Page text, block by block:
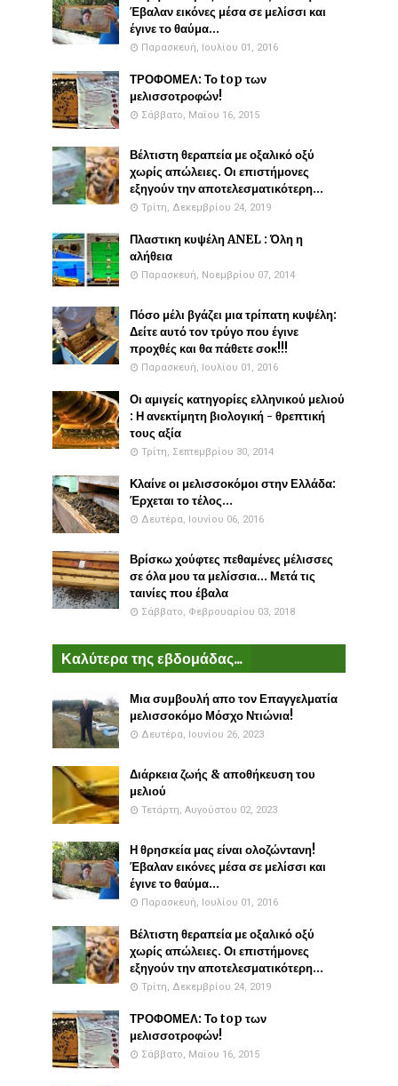
Έβαλαν εικόνες μέσα σε μελίσσι και
έγινε το θαύμα...
Παρασκευή, Ιουλίου 01, 2016
ΤΡΟΦΟΜΕΛ: Το top των
μελισσοτροφών!
Σάββατο, Μαΐου 16, 2015
Βέλτιστη θεραπεία με οξαλικό οξύ
χωρίς απώλειες. Οι επιστήμονες
εξηγούν την αποτελεσματικότερη...
Τρίτη, Δεκεμβρίου 24, 2019
Πλαστικη κυψέλη ANEL : Όλη η
αλήθεια
Παρασκευή, Νοεμβρίου 07, 2014
Πόσο μέλι βγάζει μια τρίπατη κυψέλη:
Δείτε αυτό τον τρύγο που έγινε
προχθές και θα πάθετε σοκ!!!
Παρασκευή, Ιουλίου 01, 2016
Οι αμιγείς κατηγορίες ελληνικού μελιού
: Η ανεκτίμητη βιολογική - θρεπτική
τους αξία
Τρίτη, Σεπτεμβρίου 30, 2014
Κλαίνε οι μελισσοκόμοι στην Ελλάδα:
Έρχεται το τέλος...
Δευτέρα, Ιουνίου 06, 2016
Βρίσκω χούφτες πεθαμένες μέλισσες
σε όλα μου τα μελίσσια... Μετά τις
ταινίες που έβαλα
Σάββατο, Φεβρουαρίου 03, 2018
Καλύτερα της εβδομάδας...
Μια συμβουλή απο τον Επαγγελματία
μελισσοκόμο Μόσχο Ντιώνια!
Δευτέρα, Ιουνίου 26, 2023
Διάρκεια ζωής & αποθήκευση του
μελιού
Τετάρτη, Αυγούστου 02, 2023
Η θρησκεία μας είναι ολοζώντανη!
Έβαλαν εικόνες μέσα σε μελίσσι και
έγινε το θαύμα...
Παρασκευή, Ιουλίου 01, 2016
Βέλτιστη θεραπεία με οξαλικό οξύ
χωρίς απώλειες. Οι επιστήμονες
εξηγούν την αποτελεσματικότερη...
Τρίτη, Δεκεμβρίου 24, 2019
ΤΡΟΦΟΜΕΛ: Το top των
μελισσοτροφών!
Σάββατο, Μαΐου 16, 2015